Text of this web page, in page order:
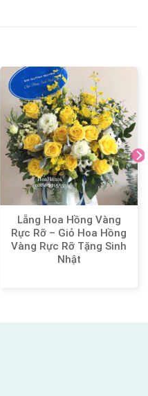
Lẵng Hoa Hồng Vàng
Rực Rỡ – Giỏ Hoa Hồng
Vàng Rực Rỡ Tặng Sinh
Nhật